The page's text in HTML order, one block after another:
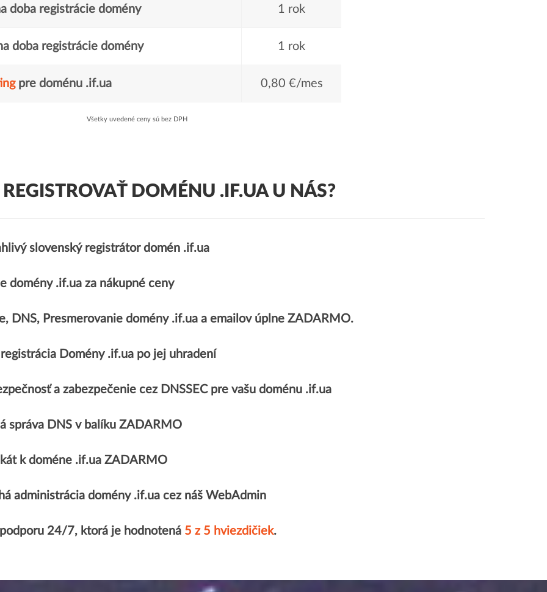
doba registrácie domény 1 rok
doba registrácie domény 1 rok
pre doménu .if.ua 0,80 €/mes
Všetky uvedené ceny sú bez DPH
REGISTROVAŤ DOMÉNU .IF.UA U NÁS?
slovenský registrátor domén .if.ua
domény .if.ua za nákupné ceny
DNS, Presmerovanie domény .if.ua a emailov úplne ZADARMO.
Domény .if.ua po jej uhradení
a zabezpečenie cez DNSSEC pre vašu doménu .if.ua
správa DNS v balíku ZADARMO
k doméne .if.ua ZADARMO
administrácia domény .if.ua cez náš WebAdmin
24/7, ktorá je hodnotená 5 z 5 hviezdičiek.